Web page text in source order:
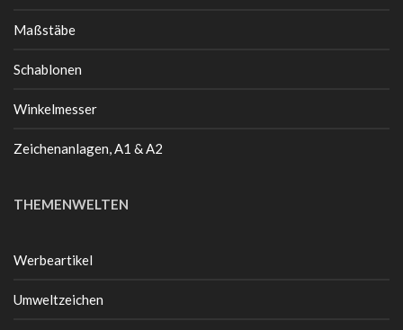
Maßstäbe
Schablonen
Winkelmesser
Zeichenanlagen, A1 & A2
THEMENWELTEN
Werbeartikel
Umweltzeichen